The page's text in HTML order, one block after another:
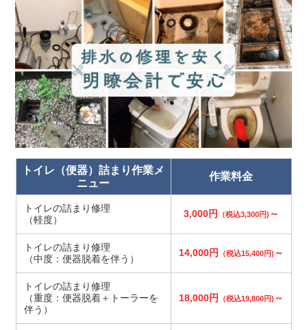
トイレ（便器）詰まり作業メ
ニュー
作業料金
トイレの詰まり修理
（軽度）
3,000円 （税込3,300円) ～
トイレの詰まり修理
（中度：便器脱着を伴う）
14,000円 （税込15,400円) ～
トイレの詰まり修理
（重度：便器脱着＋トーラーを
伴う）
18,000円 （税込19,800円) ～